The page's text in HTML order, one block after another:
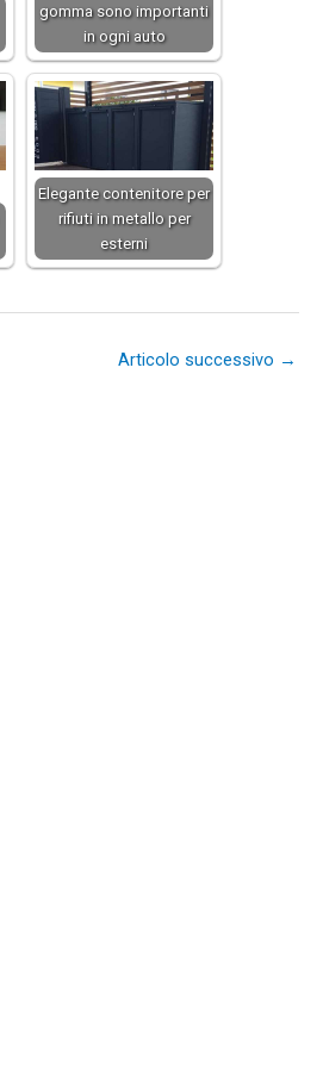
gomma sono importanti
in ogni auto
Elegante contenitore per
rifiuti in metallo per
esterni
Articolo successivo →